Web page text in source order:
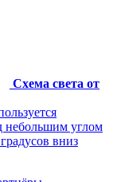
Схема света от
небольшим углом
вниз